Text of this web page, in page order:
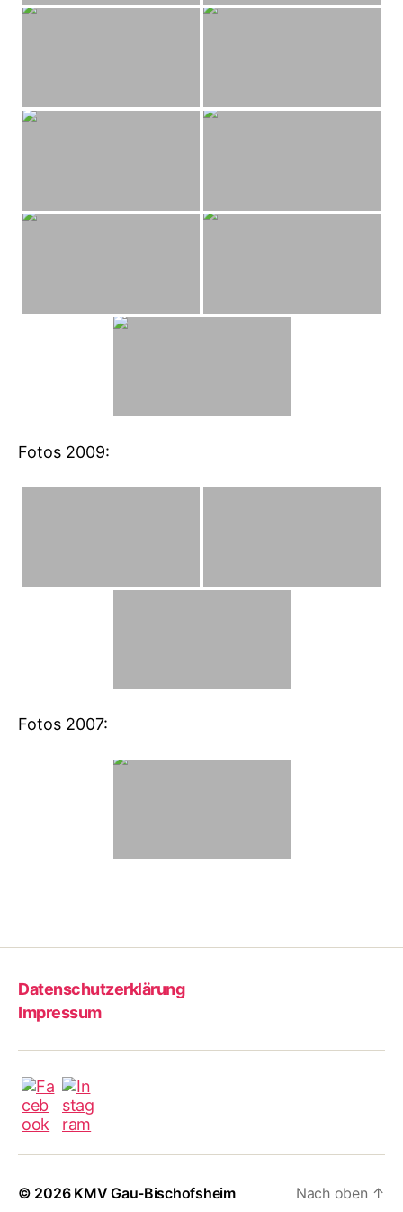
Fotos 2009:
Fotos 2007:
Datenschutzerklärung
Impressum
© 2026 KMV Gau-Bischofsheim Nach oben ↑